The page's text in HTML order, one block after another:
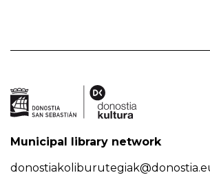
Municipal library network